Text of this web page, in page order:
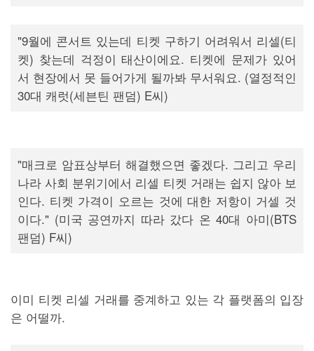
"9월에 콘서트 있는데 티켓 구하기 어려워서 리셀(티
켓) 찾는데 걱정이 태산이에요. 티켓에 문제가 있어
서 현장에서 못 들어가게 될까봐 무서워요. (열정적인
30대 캐럿(세븐틴 팬덤) E씨)
"매크로 암표상부터 해결했으면 좋겠다. 그리고 우리
나라 사회 분위기에서 리셀 티켓 거래는 쉽지 않아 보
인다. 티켓 가격이 오르는 것에 대한 저항이 거셀 것
이다." (미국 공연까지 따라 갔다 온 40대 아미(BTS
팬덤) F씨)
이미 티켓 리셀 거래를 중계하고 있는 각 플랫폼의 입장
은 어떨까.